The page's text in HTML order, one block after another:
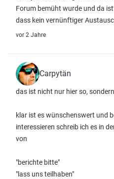
Forum bemüht wurde und da
dass kein vernünftiger
vor 2 Jahre
Carpytän
das ist nicht nur hier so,
klar ist es wünschenswert und
interessieren schreib ich es in
von
"berichte bitte"
"lass uns teilhaben"